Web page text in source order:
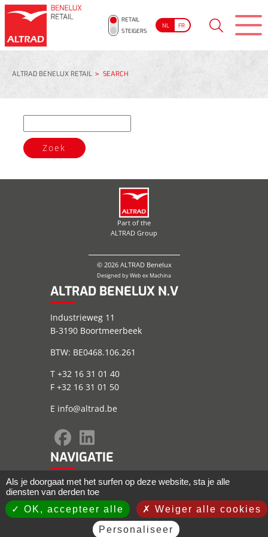
RETAIL
STEIGERS
NL FR
ALTRAD BENELUX RETAIL SEARCH
Zoek
Part of the
ALTRAD Group
© 2026 ALTRAD Benelux
Designed byWeb ex Machina
ALTRAD BENELUX N.V
Industrieweg 11
B-3190 Boortmeerbeek
BTW: BE0468.106.261
T +32 16 31 01 40
F +32 16 31 01 50
E info@altrad.be
NAVIGATIE
Sitemap
Wettelijke informatie
Algemene voorwaarden
Privacyverklaring
Servicemanagement
Als je doorgaat met het surfen op deze website, sta je alle
diensten van derden toe
OK, accepteer alle
Weiger alle cookies
Personaliseer